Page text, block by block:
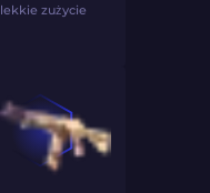
lekkie zużycie